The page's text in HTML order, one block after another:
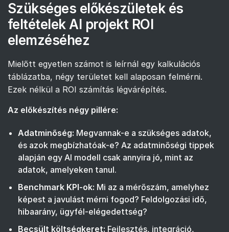
Szükséges előkészületek és
feltételek AI projekt ROI
elemzéséhez
Mielőtt egyetlen számot is leírnál egy kalkulációs
táblázatba, négy területet kell alaposan felmérni.
Ezek nélkül a ROI számítás légvárépítés.
Az előkészítés négy pillére:
Adatminőség: Megvannak-e a szükséges adatok,
és azok megbízhatóak-e? Az adatminőségi tippek
alapján egy AI modell csak annyira jó, mint az
adatok, amelyeken tanul.
Benchmark KPI-ok: Mi az a mérőszám, amelyhez
képest a javulást mérni fogod? Feldolgozási idő,
hibaarány, ügyfél-elégedettség?
Becsült költségkeret: Fejlesztés, integráció,